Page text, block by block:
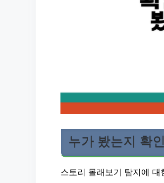
누가 봤는지 확
스토리 몰래보기 탐지에